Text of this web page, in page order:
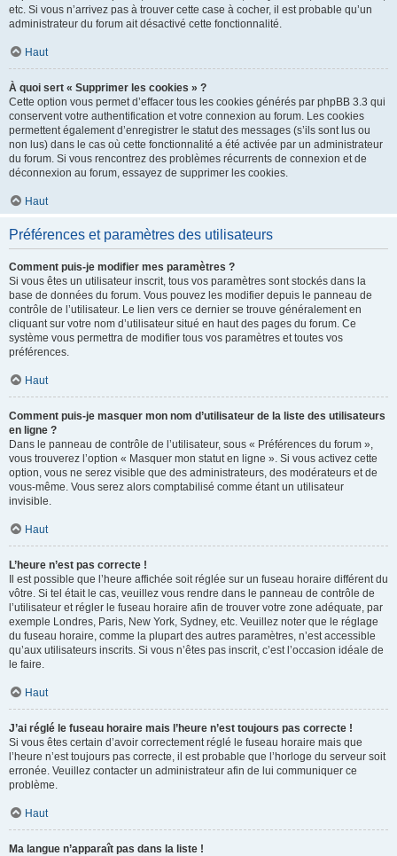
etc. Si vous n’arrivez pas à trouver cette case à cocher, il est probable qu’un
administrateur du forum ait désactivé cette fonctionnalité.
Haut
À quoi sert « Supprimer les cookies » ?
Cette option vous permet d’effacer tous les cookies générés par phpBB 3.3 qui
conservent votre authentification et votre connexion au forum. Les cookies
permettent également d’enregistrer le statut des messages (s’ils sont lus ou
non lus) dans le cas où cette fonctionnalité a été activée par un administrateur
du forum. Si vous rencontrez des problèmes récurrents de connexion et de
déconnexion au forum, essayez de supprimer les cookies.
Haut
Préférences et paramètres des utilisateurs
Comment puis-je modifier mes paramètres ?
Si vous êtes un utilisateur inscrit, tous vos paramètres sont stockés dans la
base de données du forum. Vous pouvez les modifier depuis le panneau de
contrôle de l’utilisateur. Le lien vers ce dernier se trouve généralement en
cliquant sur votre nom d’utilisateur situé en haut des pages du forum. Ce
système vous permettra de modifier tous vos paramètres et toutes vos
préférences.
Haut
Comment puis-je masquer mon nom d’utilisateur de la liste des utilisateurs
en ligne ?
Dans le panneau de contrôle de l’utilisateur, sous « Préférences du forum »,
vous trouverez l’option « Masquer mon statut en ligne ». Si vous activez cette
option, vous ne serez visible que des administrateurs, des modérateurs et de
vous-même. Vous serez alors comptabilisé comme étant un utilisateur
invisible.
Haut
L’heure n’est pas correcte !
Il est possible que l’heure affichée soit réglée sur un fuseau horaire différent du
vôtre. Si tel était le cas, veuillez vous rendre dans le panneau de contrôle de
l’utilisateur et régler le fuseau horaire afin de trouver votre zone adéquate, par
exemple Londres, Paris, New York, Sydney, etc. Veuillez noter que le réglage
du fuseau horaire, comme la plupart des autres paramètres, n’est accessible
qu’aux utilisateurs inscrits. Si vous n’êtes pas inscrit, c’est l’occasion idéale de
le faire.
Haut
J’ai réglé le fuseau horaire mais l’heure n’est toujours pas correcte !
Si vous êtes certain d’avoir correctement réglé le fuseau horaire mais que
l’heure n’est toujours pas correcte, il est probable que l’horloge du serveur soit
erronée. Veuillez contacter un administrateur afin de lui communiquer ce
problème.
Haut
Ma langue n’apparaît pas dans la liste !